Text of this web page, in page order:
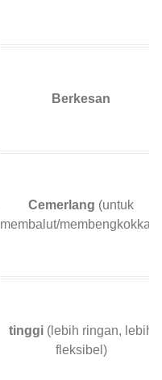
Berkesan
Cemerlang (untuk
membalut/membengkokkan)
tinggi (lebih ringan, lebih
fleksibel)